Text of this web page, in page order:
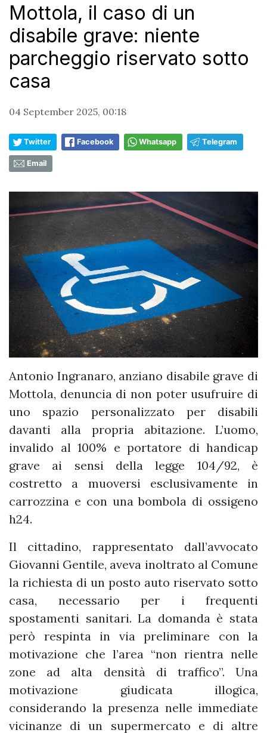
Mottola, il caso di un
disabile grave: niente
parcheggio riservato sotto
casa
04 September 2025, 00:18
Twitter Facebook Whatsapp Telegram
Email
Antonio Ingranaro, anziano disabile grave di
Mottola, denuncia di non poter usufruire di
uno spazio personalizzato per disabili
davanti alla propria abitazione. L’uomo,
invalido al 100% e portatore di handicap
grave ai sensi della legge 104/92, è
costretto a muoversi esclusivamente in
carrozzina e con una bombola di ossigeno
h24.
Il cittadino, rappresentato dall’avvocato
Giovanni Gentile, aveva inoltrato al Comune
la richiesta di un posto auto riservato sotto
casa, necessario per i frequenti
spostamenti sanitari. La domanda è stata
però respinta in via preliminare con la
motivazione che l’area “non rientra nelle
zone ad alta densità di traffico”. Una
motivazione giudicata illogica,
considerando la presenza nelle immediate
vicinanze di un supermercato e di altre